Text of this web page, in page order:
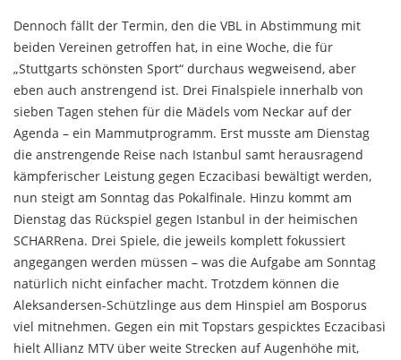
Dennoch fällt der Termin, den die VBL in Abstimmung mit
beiden Vereinen getroffen hat, in eine Woche, die für
„Stuttgarts schönsten Sport“ durchaus wegweisend, aber
eben auch anstrengend ist. Drei Finalspiele innerhalb von
sieben Tagen stehen für die Mädels vom Neckar auf der
Agenda – ein Mammutprogramm. Erst musste am Dienstag
die anstrengende Reise nach Istanbul samt herausragend
kämpferischer Leistung gegen Eczacibasi bewältigt werden,
nun steigt am Sonntag das Pokalfinale. Hinzu kommt am
Dienstag das Rückspiel gegen Istanbul in der heimischen
SCHARRena. Drei Spiele, die jeweils komplett fokussiert
angegangen werden müssen – was die Aufgabe am Sonntag
natürlich nicht einfacher macht. Trotzdem können die
Aleksandersen-Schützlinge aus dem Hinspiel am Bosporus
viel mitnehmen. Gegen ein mit Topstars gespicktes Eczacibasi
hielt Allianz MTV über weite Strecken auf Augenhöhe mit,